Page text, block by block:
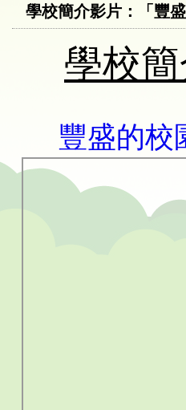
學校簡介影片：「豐盛
學校
豐盛的校